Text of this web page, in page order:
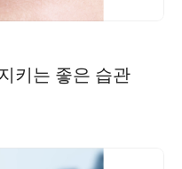
키는 좋은 습관